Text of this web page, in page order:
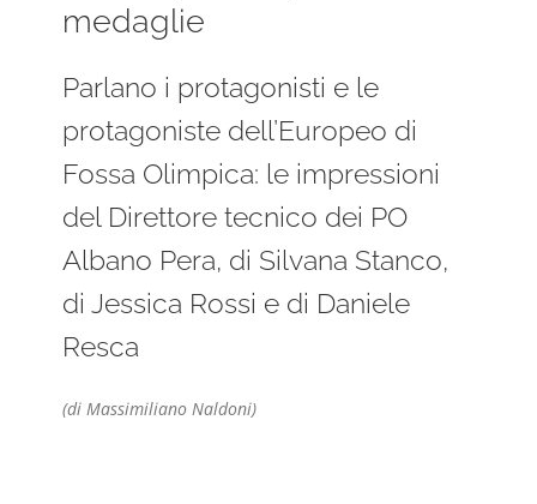
medaglie
Parlano i protagonisti e le
protagoniste dell’Europeo di
Fossa Olimpica: le impressioni
del Direttore tecnico dei PO
Albano Pera, di Silvana Stanco,
di Jessica Rossi e di Daniele
Resca
(di Massimiliano Naldoni)